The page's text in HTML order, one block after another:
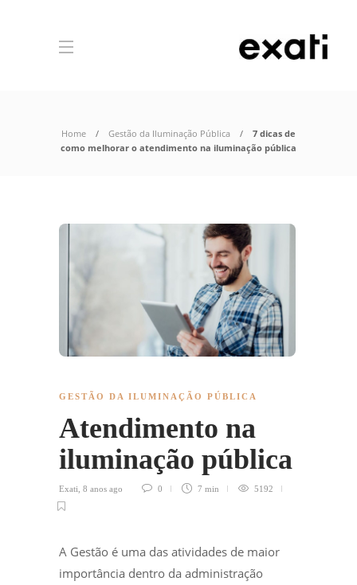
Home Gestão da Iluminação Pública
7 dicas de
como melhorar o atendimento na iluminação pública
GESTÃO DA ILUMINAÇÃO PÚBLICA
Atendimento na
iluminação pública
Exati 8 anos ago 0 7 min 5192
A Gestão é uma das atividades de maior
importância dentro da administração